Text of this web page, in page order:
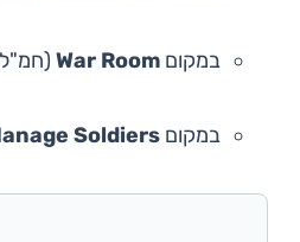
במקום War Room
במקום Soldiers